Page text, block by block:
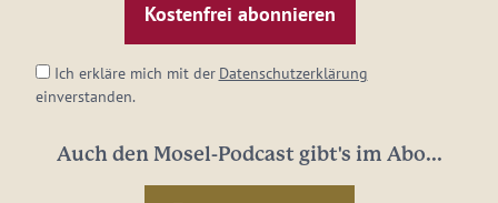
Adresse:
Ich erkläre mich mit der Datenschutzerklärung
einverstanden.
Auch den Mosel-Podcast gibt's im Abo...